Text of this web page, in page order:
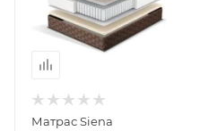
Матрас Siena